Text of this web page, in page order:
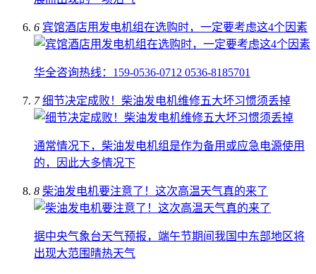
6 宾馆酒店用发电机组在选购时，一定要考虑这4个因素
华全咨询热线：159-0536-0712 0536-8185701
7 细节决定成败！柴油发电机维修五大坏习惯须丢掉
通常情况下，柴油发电机组是作为备用或应急电源使用
的，因此大多情况下
8 柴油发电机要注意了！这次高温天气真的来了
据中央气象台天气预报，端午节期间我国中东部地区将
出现大范围晴热天气